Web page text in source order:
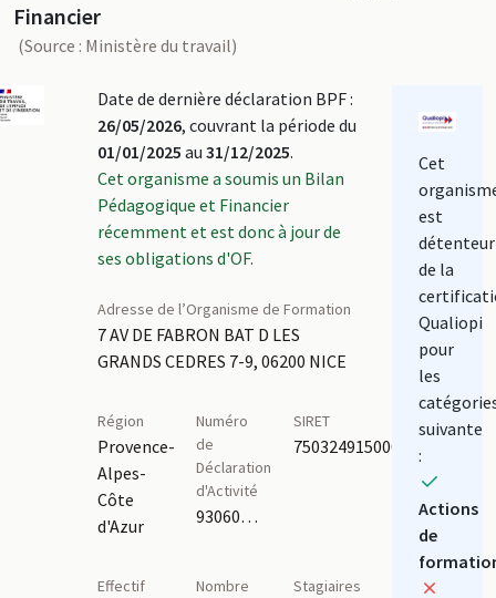
Financier
(Source : Ministère du travail)
Date de dernière déclaration BPF :
26/05/2026, couvrant la période du
01/01/2025 au 31/12/2025.
Cet organisme a soumis un Bilan
Pédagogique et Financier
récemment et est donc à jour de
ses obligations d'OF.
Adresse de l’Organisme de Formation
7 AV DE FABRON BAT D LES
GRANDS CEDRES 7-9, 06200 NICE
Région
Provence-
Alpes-
Côte
d'Azur
Numéro
de
Déclaration
d'Activité
93060939706
SIRET
75032491500016
Effectif
Nombre
Stagiaires
Cet
est
détenteur
de la
Qualiopi
pour
les
suivante
:
Actions
de